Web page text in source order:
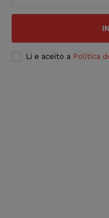
Li e aceito a Política